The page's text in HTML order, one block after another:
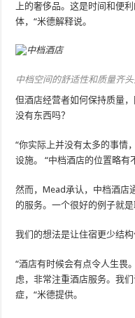
上的奢侈品。这是时间和便
体，“米德解释说。
中档空间的舒适性和质量齐
但酒店经营者如何保持质量
没有东西吗？
“你实际上并没有太多的事情
设施。 “中档酒店的位置略有
然而，Mead承认，中档酒店
的服务。一个很好的例子就
我们的想法是让住宿更少结构
“酒店有时候会有点令人生畏
虑，非常注重酒店服务。我
症，“米德提供。